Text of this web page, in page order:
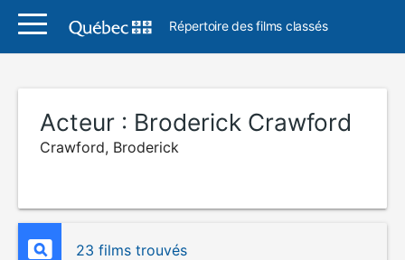
Répertoire des films classés
Acteur : Broderick Crawford
Crawford, Broderick
23 films trouvés